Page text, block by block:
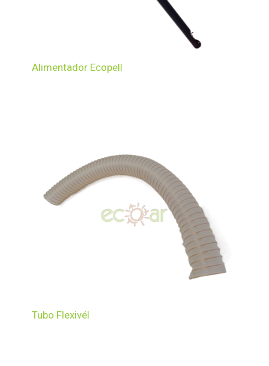
Alimentador Ecopell
Tubo Flexivél